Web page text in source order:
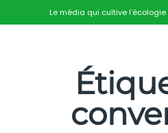
Le média qui cultive